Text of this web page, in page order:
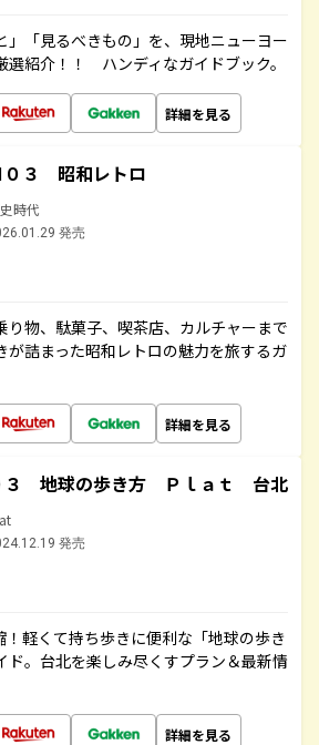
」「見るべきもの」を、現地ニューヨー
選紹介！！ ハンディなガイドブック。
詳細を見る
０３ 昭和レトロ
時代
発売
り物、駄菓子、喫茶店、カルチャーまで
が詰まった昭和レトロの魅力を旅するガ
詳細を見る
３ 地球の歩き方 Ｐｌａｔ 台北
発売
！軽くて持ち歩きに便利な「地球の歩き
ド。台北を楽しみ尽くすプラン＆最新情
詳細を見る